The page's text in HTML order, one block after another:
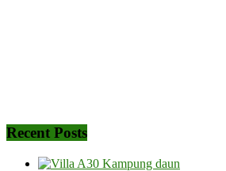
Recent Posts